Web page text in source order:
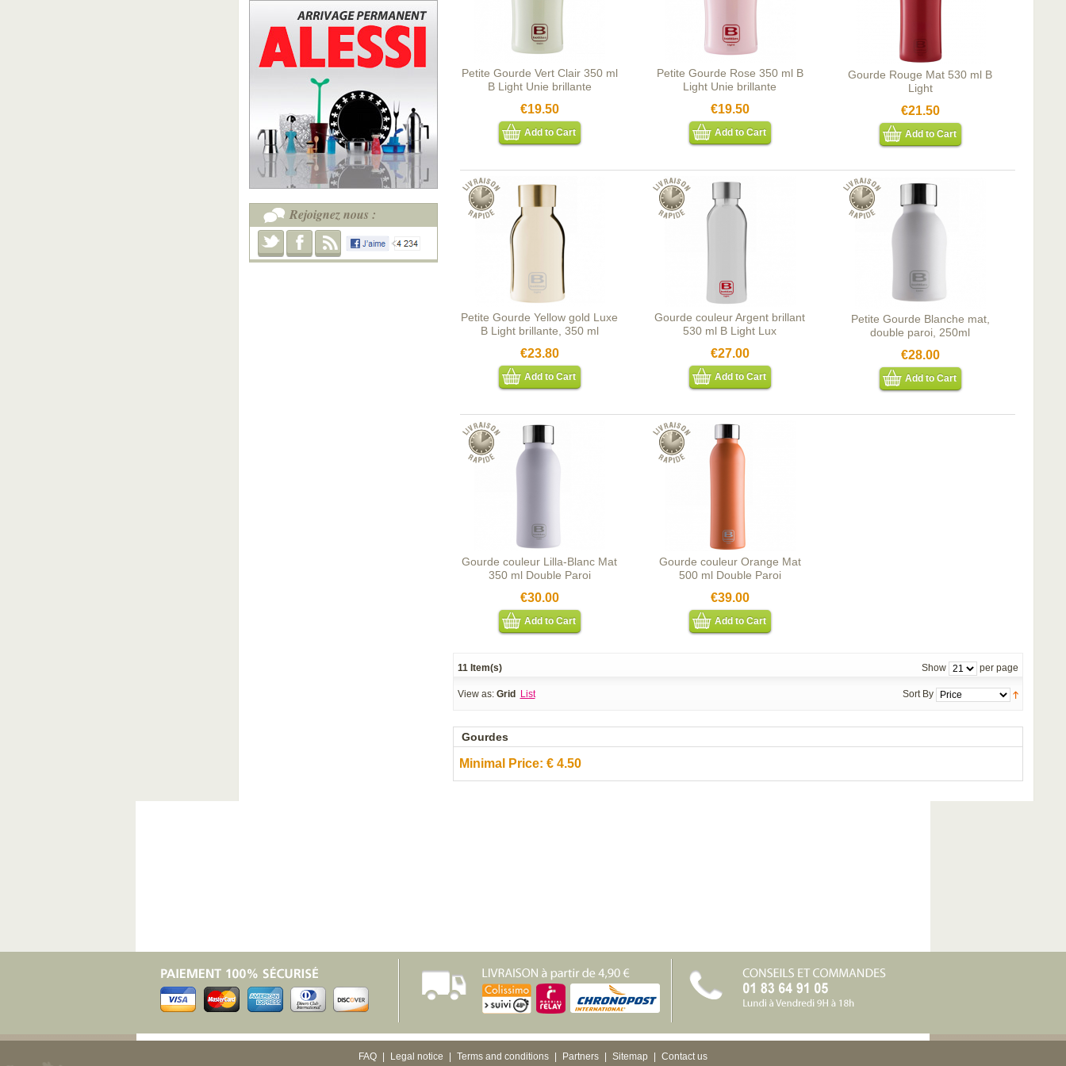
révolutionnaire, le système de cuisson intelligent avec la technologie innovante GTH. Aujourd'hui signe le design des flacons B
Petite Gourde Vert Clair 350 ml
B Light Unie brillante
€19.50
Add to Cart
Petite Gourde Rose 350 ml B
Light Unie brillante
€19.50
Add to Cart
Gourde Rouge Mat 530 ml B
Light
€21.50
Add to Cart
Petite Gourde Yellow gold Luxe
B Light brillante, 350 ml
€23.80
Add to Cart
Gourde couleur Argent brillant
530 ml B Light Lux
€27.00
Add to Cart
Petite Gourde Blanche mat,
double paroi, 250ml
€28.00
Add to Cart
Gourde couleur Lilla-Blanc Mat
350 ml Double Paroi
€30.00
Add to Cart
Gourde couleur Orange Mat
500 ml Double Paroi
€39.00
Add to Cart
11 Item(s) Show per page
View as: Grid List Sort By
Gourdes
Minimal Price: € 4.50
Rejoignez nous :
FAQ Legal notice Terms and conditions Partners Sitemap Contact us